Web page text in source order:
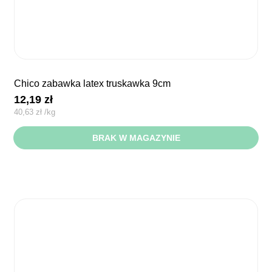
chico zabawka latex truskawka 9cm
12,19zł
40,63 zł /kg
BRAK W MAGAZYNIE